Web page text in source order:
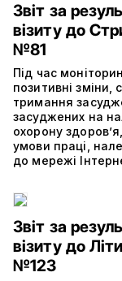
Звіт за
візиту до
№81
Під час
позитивні
тримання
засуджених на
охорону
умови праці,
до мережі
Звіт за
візиту до
№123